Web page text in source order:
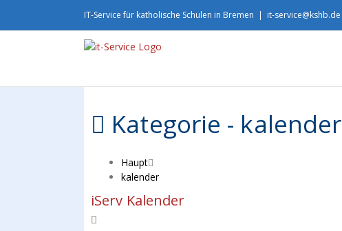
content
IT-Service für katholische Schulen in Bremen | it-service@kshb.de
Kategorie - kalender
Haupt
kalender
iServ Kalender